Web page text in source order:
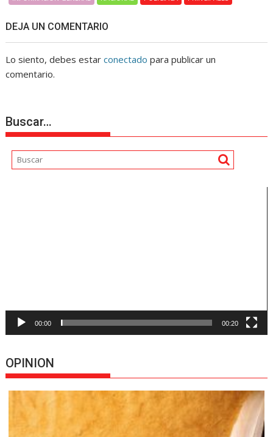
DEJA UN COMENTARIO
Lo siento, debes estarconectado para publicar un
comentario.
Buscar…
00:00 00:20
OPINION